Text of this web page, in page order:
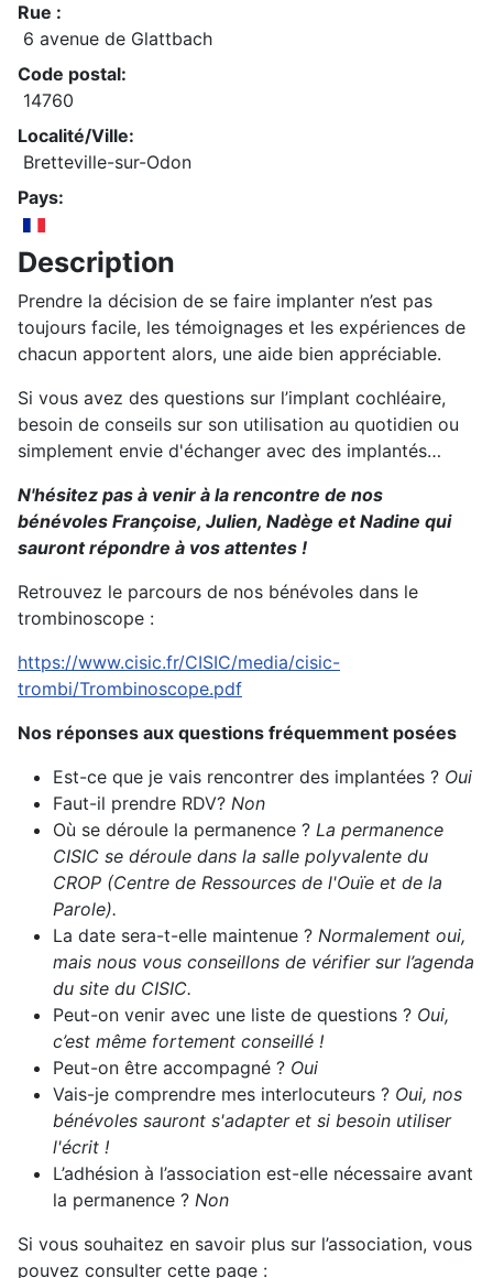
Rue :
6 avenue de Glattbach
Code postal:
14760
Localité/Ville:
Bretteville-sur-Odon
Pays:
Description
Prendre la décision de se faire implanter n’est pas
toujours facile, les témoignages et les expériences de
chacun apportent alors, une aide bien appréciable.
Si vous avez des questions sur l’implant cochléaire,
besoin de conseils sur son utilisation au quotidien ou
simplement envie d'échanger avec des implantés…
N'hésitez pas à venir à la rencontre de nos
bénévoles Françoise, Julien, Nadège et Nadine qui
sauront répondre à vos attentes !
Retrouvez le parcours de nos bénévoles dans le
trombinoscope :
https://www.cisic.fr/CISIC/media/cisic-
trombi/Trombinoscope.pdf
Nos réponses aux questions fréquemment posées
Est-ce que je vais rencontrer des implantées ? Oui
Faut-il prendre RDV? Non
Où se déroule la permanence ? La permanence
CISIC se déroule dans la salle polyvalente du
CROP (Centre de Ressources de l'Ouïe et de la
Parole).
La date sera-t-elle maintenue ? Normalement oui,
mais nous vous conseillons de vérifier sur l’agenda
du site du CISIC.
Peut-on venir avec une liste de questions ? Oui,
c’est même fortement conseillé !
Peut-on être accompagné ? Oui
Vais-je comprendre mes interlocuteurs ? Oui, nos
bénévoles sauront s'adapter et si besoin utiliser
l'écrit !
L’adhésion à l’association est-elle nécessaire avant
la permanence ? Non
Si vous souhaitez en savoir plus sur l’association, vous
pouvez consulter cette page :